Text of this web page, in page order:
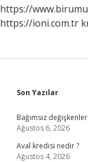
https://
https://ioni.com.tr
Sidebar
Son Yazılar
Bağımsız
Ağustos 6, 2026
Aval kredisi nedir ?
Ağustos 4, 2026